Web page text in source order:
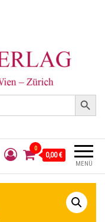
Search Button
MENÜ
0
0,00 €